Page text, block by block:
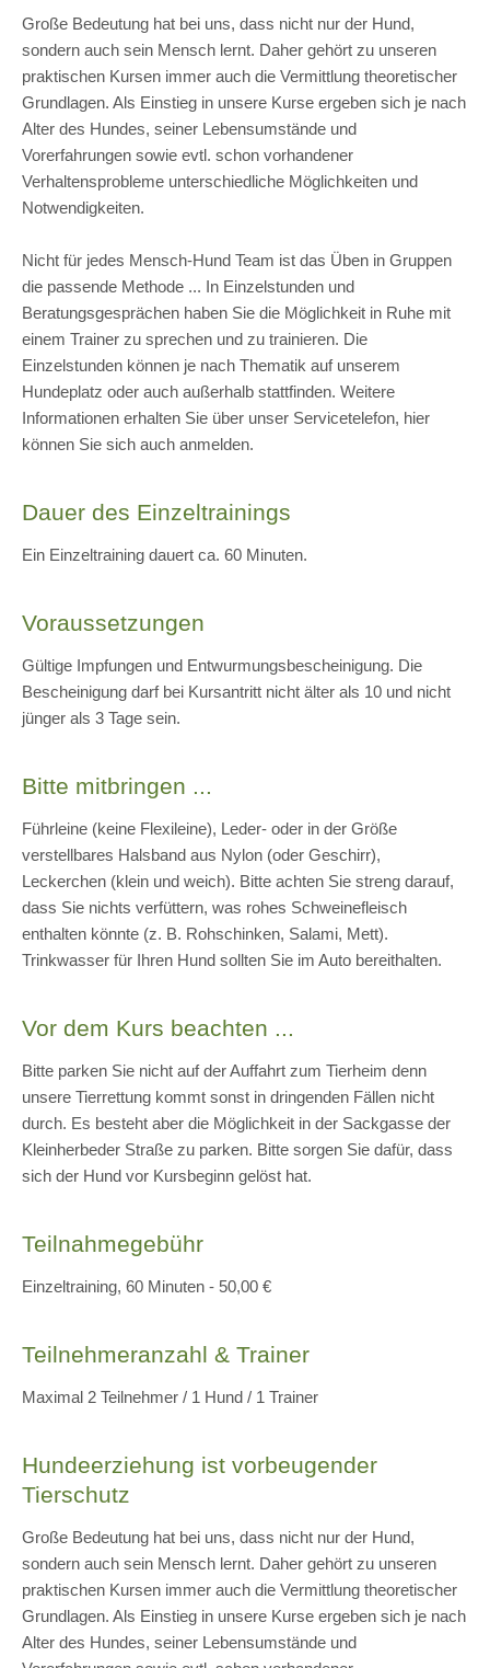
Große Bedeutung hat bei uns, dass nicht nur der Hund,
sondern auch sein Mensch lernt. Daher gehört zu unseren
praktischen Kursen immer auch die Vermittlung theoretischer
Grundlagen. Als Einstieg in unsere Kurse ergeben sich je nach
Alter des Hundes, seiner Lebensumstände und
Vorerfahrungen sowie evtl. schon vorhandener
Verhaltensprobleme unterschiedliche Möglichkeiten und
Notwendigkeiten.
Nicht für jedes Mensch-Hund Team ist das Üben in Gruppen
die passende Methode ... In Einzelstunden und
Beratungsgesprächen haben Sie die Möglichkeit in Ruhe mit
einem Trainer zu sprechen und zu trainieren. Die
Einzelstunden können je nach Thematik auf unserem
Hundeplatz oder auch außerhalb stattfinden. Weitere
Informationen erhalten Sie über unser Servicetelefon, hier
können Sie sich auch anmelden.
Dauer des Einzeltrainings
Ein Einzeltraining dauert ca. 60 Minuten.
Voraussetzungen
Gültige Impfungen und Entwurmungsbescheinigung. Die
Bescheinigung darf bei Kursantritt nicht älter als 10 und nicht
jünger als 3 Tage sein.
Bitte mitbringen ...
Führleine (keine Flexileine), Leder- oder in der Größe
verstellbares Halsband aus Nylon (oder Geschirr),
Leckerchen (klein und weich). Bitte achten Sie streng darauf,
dass Sie nichts verfüttern, was rohes Schweinefleisch
enthalten könnte (z. B. Rohschinken, Salami, Mett).
Trinkwasser für Ihren Hund sollten Sie im Auto bereithalten.
Vor dem Kurs beachten ...
Bitte parken Sie nicht auf der Auffahrt zum Tierheim denn
unsere Tierrettung kommt sonst in dringenden Fällen nicht
durch. Es besteht aber die Möglichkeit in der Sackgasse der
Kleinherbeder Straße zu parken. Bitte sorgen Sie dafür, dass
sich der Hund vor Kursbeginn gelöst hat.
Teilnahmegebühr
Einzeltraining, 60 Minuten - 50,00 €
Teilnehmeranzahl & Trainer
Maximal 2 Teilnehmer / 1 Hund / 1 Trainer
Hundeerziehung ist vorbeugender
Tierschutz
Große Bedeutung hat bei uns, dass nicht nur der Hund,
sondern auch sein Mensch lernt. Daher gehört zu unseren
praktischen Kursen immer auch die Vermittlung theoretischer
Grundlagen. Als Einstieg in unsere Kurse ergeben sich je nach
Alter des Hundes, seiner Lebensumstände und